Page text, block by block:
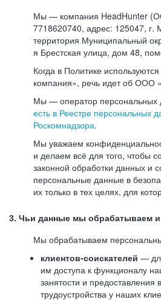
Мы — компания HeadHunter
7718620740, адрес: 125047, г.
территория Муниципальный
я Брестская улица, дом 48,
Когда в Политике
компания», речь идет об ООО
Мы — оператор персональных
есть в Реестре персональных
Роскомнадзора.
Мы уважаем
и делаем всё для того, чтобы
законной обработки данных и
персональные данные в
их только в тех целях, для
3. Чьи данные мы обрабатываем и
Мы обрабатываем
клиентов-соискателей —
им доступа к функционалу
занятости и предоставления
трудоустройства у наших